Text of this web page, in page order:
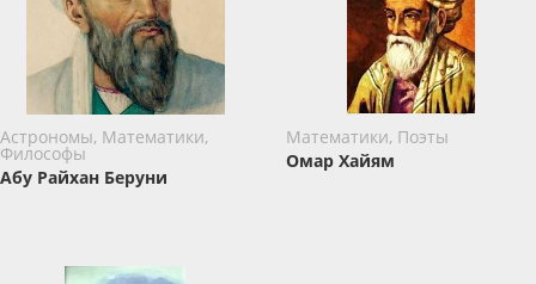
Астрономы, Математики,
Философы
Абу Райхан Беруни
Математики, Поэты
Омар Хайям